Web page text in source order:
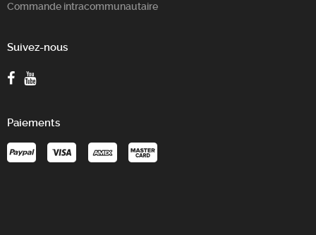
Commande intracommunautaire
Suivez-nous
Paiements